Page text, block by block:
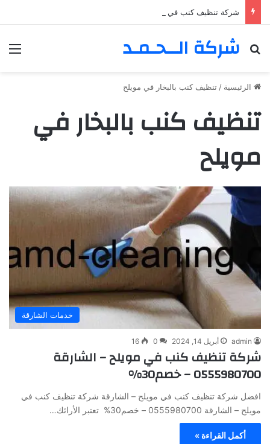
شركة تنظيف كنب في المزهر – دبي 0555980700 – خصم30%
شركة الــحـمـد
بحث عن
الرئيسية / تنظيف كنب بالبخار في مويلح
تنظيف كنب بالبخار في
مويلح
خدمات الشارقة
admin أبريل 14, 2024 0
16
شركة تنظيف كنب في مويلح – الشارقة
0555980700 – خصم30%
افضل شركة تنظيف كنب في مويلح – الشارقة شركة تنظيف كنب في
مويلح – الشارقة 0555980700 – خصم30% تعتبر الأرائك…
أكمل القراءة »